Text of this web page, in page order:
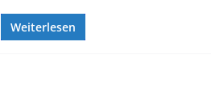
Weiterlesen